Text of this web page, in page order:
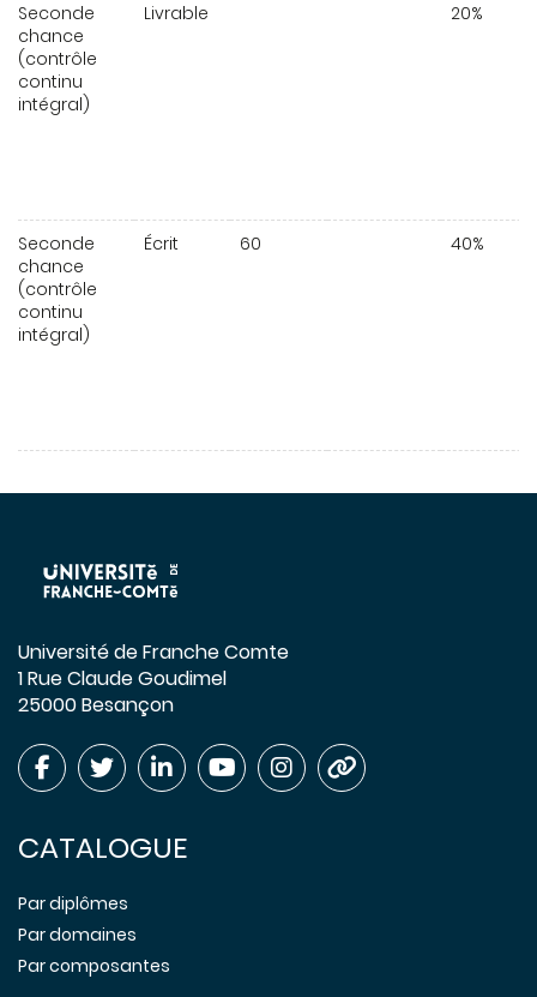
Seconde
chance
(contrôle
continu
intégral)
Livrable 20%
Seconde
chance
(contrôle
continu
intégral)
Écrit 60 40%
Université de Franche Comte
1 Rue Claude Goudimel
25000 Besançon
CATALOGUE
Par diplômes
Par domaines
Par composantes